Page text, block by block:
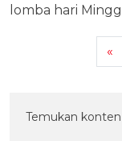
lomba hari
«
Temukan